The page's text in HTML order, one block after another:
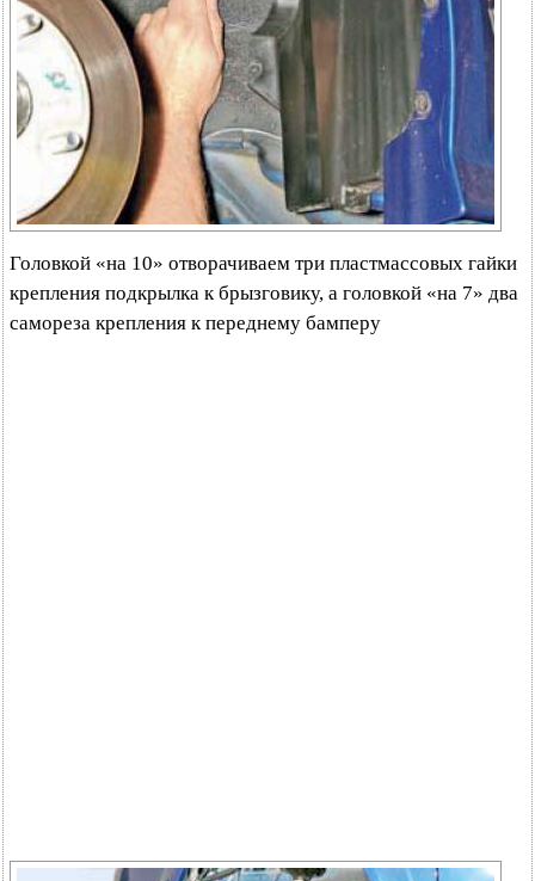
Головкой «на 10» отворачиваем три пластмассовых гайки
крепления подкрылка к брызговику, а головкой «на 7» два
самореза крепления к переднему бамперу